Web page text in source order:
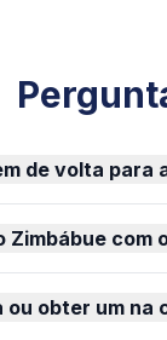
de volta para
com
obter um na